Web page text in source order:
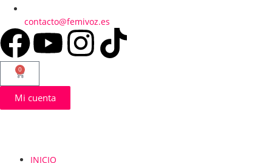
contacto@femivoz.es
0
Mi cuenta
INICIO